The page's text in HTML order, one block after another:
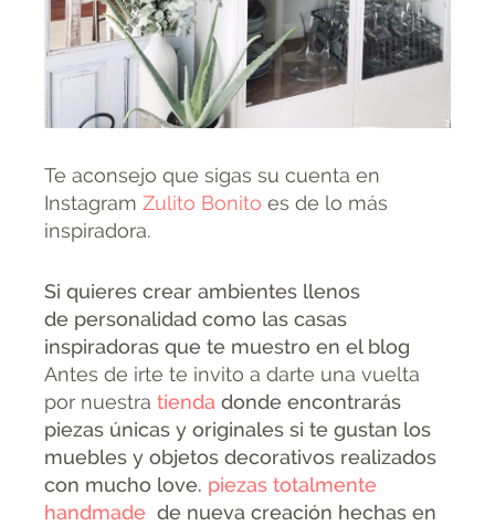
Te aconsejo que sigas su cuenta en
Instagram Zulito Bonito es de lo más
inspiradora.
Si quieres crear ambientes llenos
de personalidad como las casas
inspiradoras que te muestro en el blog
Antes de irte te invito a darte una vuelta
por nuestra tienda donde encontrarás
piezas únicas y originales si te gustan los
muebles y objetos decorativos realizados
con mucho love. piezas totalmente
handmade de nueva creación hechas en